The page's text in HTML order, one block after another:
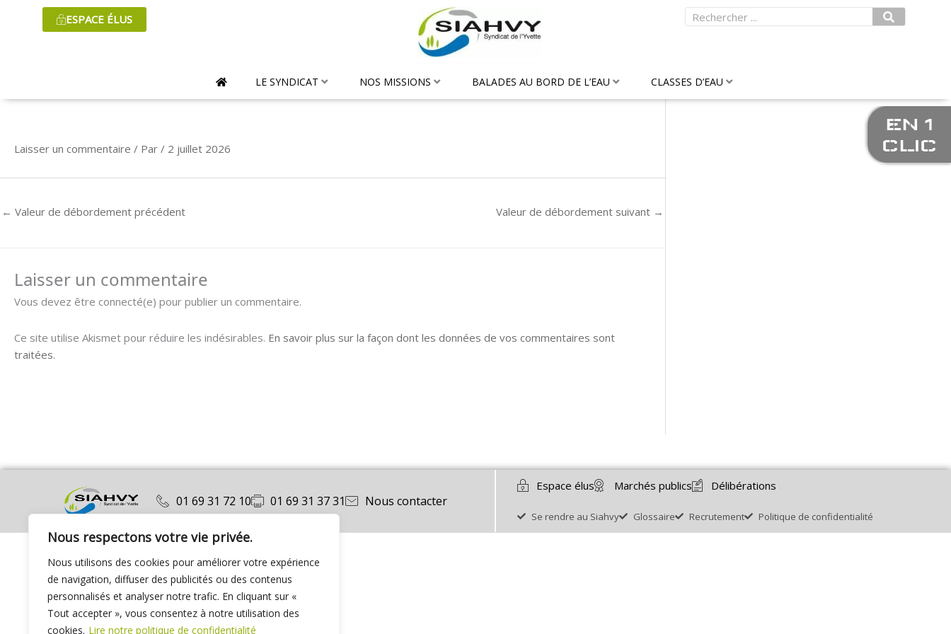
Nous respectons votre vie privée.
Nous utilisons des cookies pour améliorer votre expérience
de navigation, diffuser des publicités ou des contenus
personnalisés et analyser notre trafic. En cliquant sur «
Tout accepter », vous consentez à notre utilisation des
cookies. Lire notre politique de confidentialité
ESPACE ÉLUS Rechercher
LE SYNDICAT NOS MISSIONS BALADES AU BORD DE L’EAU CLASSES D’EAU
Laisser un commentaire / Par / 2 juillet 2026
← Valeur de débordement précédent Valeur de débordement suivant →
Laisser un commentaire
Vous devez être connecté(e) pour publier un commentaire.
Ce site utilise Akismet pour réduire les indésirables. En savoir plus sur la façon dont les données de vos commentaires sont
traitées.
01 69 31 72 10 01 69 31 37 31 Nous contacter
Espace élus Marchés publics Délibérations
Se rendre au Siahvy Glossaire Recrutement Politique de confidentialité
EN 1
CLIC